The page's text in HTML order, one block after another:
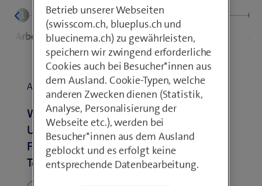
Arbeitsplätze Telefonanlage
Arbeitsplätze
Wie viele Mitarbeitende an Ihren
Unternehmensstandorten nutzen
Festnetztelefone oder PCs zum
Telefonieren?
Betrieb unserer Webseiten
(swisscom.ch, blueplus.ch und
bluecinema.ch) zu gewährleisten,
speichern wir zwingend erforderliche
Cookies auch bei Besucher*innen aus
dem Ausland. Cookie-Typen, welche
anderen Zwecken dienen (Statistik,
Analyse, Personalisierung der
Webseite etc.), werden bei
Besucher*innen aus dem Ausland
geblockt und es erfolgt keine
entsprechende Datenbearbeitung.